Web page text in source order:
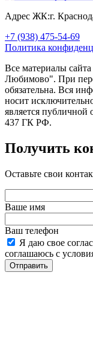
Адрес ЖК:г.
+7 (938) 475-54-69
Политика
Все материалы
Любимово". При
обязательна. Вся
носит
является публичной
437 ГК РФ.
Получить
Оставьте свои
Ваше имя
Ваш телефон
Я даю свое
соглашаюсь с
Отправить